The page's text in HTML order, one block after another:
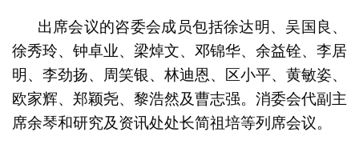
出席会议的咨委会成员包括徐达明、吴国良、
徐秀玲、钟卓业、梁焯文、邓锦华、余益铨、李居
明、李劲扬、周笑银、林迪恩、区小平、黄敏姿、
欧家辉、郑颖尧、黎浩然及曹志强。消委会代副主
席余琴和研究及资讯处处长简祖培等列席会议。